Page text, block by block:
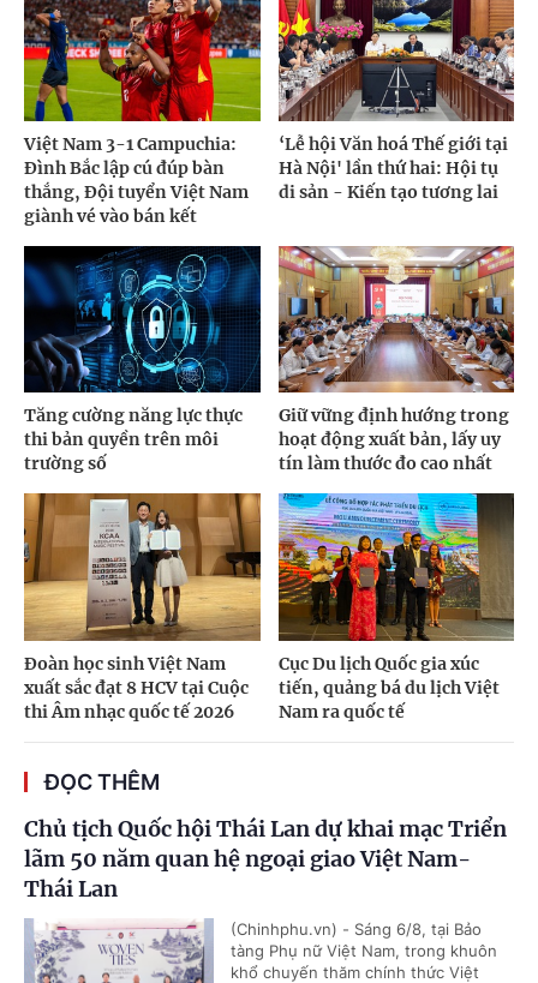
Việt Nam 3-1 Campuchia:
Đình Bắc lập cú đúp bàn
thắng, Đội tuyển Việt Nam
giành vé vào bán kết
‘Lễ hội Văn hoá Thế giới tại
Hà Nội' lần thứ hai: Hội tụ
di sản - Kiến tạo tương lai
Tăng cường năng lực thực
thi bản quyền trên môi
trường số
Giữ vững định hướng trong
hoạt động xuất bản, lấy uy
tín làm thước đo cao nhất
Đoàn học sinh Việt Nam
xuất sắc đạt 8 HCV tại Cuộc
thi Âm nhạc quốc tế 2026
Cục Du lịch Quốc gia xúc
tiến, quảng bá du lịch Việt
Nam ra quốc tế
ĐỌC THÊM
Chủ tịch Quốc hội Thái Lan dự khai mạc Triển
lãm 50 năm quan hệ ngoại giao Việt Nam-
Thái Lan
(Chinhphu.vn) - Sáng 6/8, tại Bảo
tàng Phụ nữ Việt Nam, trong khuôn
khổ chuyến thăm chính thức Việt